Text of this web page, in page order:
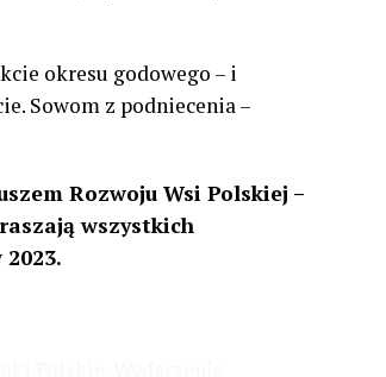
okresu godowego – i
Sowom z podniecenia –
Rozwoju Wsi Polskiej –
wszystkich